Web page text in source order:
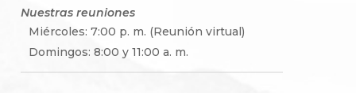
Nuestras reuniones
Miércoles: 7:00 p. m. (Reunión virtual)
Domingos: 8:00 y 11:00 a. m.